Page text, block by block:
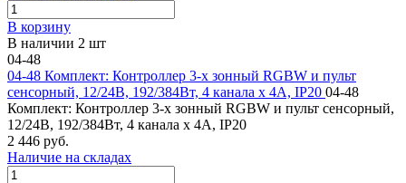
В корзину
В наличии 2 шт
04-48
04-48 Комплект: Контроллер 3-х зонный RGBW и пульт
сенсорный, 12/24В, 192/384Вт, 4 канала х 4А, IP20 04-48
Комплект: Контроллер 3-х зонный RGBW и пульт сенсорный,
12/24В, 192/384Вт, 4 канала х 4А, IP20
2 446 руб.
Наличие на складах